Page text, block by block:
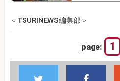
＜TSURINEWS編集部＞
page: 1